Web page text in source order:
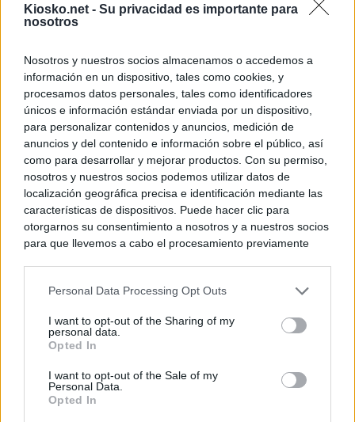
Kiosko.net - Su privacidad es importante para
nosotros
Nosotros y nuestros socios almacenamos o accedemos a
información en un dispositivo, tales como cookies, y
procesamos datos personales, tales como identificadores
únicos e información estándar enviada por un dispositivo,
para personalizar contenidos y anuncios, medición de
anuncios y del contenido e información sobre el público, así
como para desarrollar y mejorar productos. Con su permiso,
nosotros y nuestros socios podemos utilizar datos de
localización geográfica precisa e identificación mediante las
características de dispositivos. Puede hacer clic para
otorgarnos su consentimiento a nosotros y a nuestros socios
para que llevemos a cabo el procesamiento previamente
negar su consentimiento. Tenga en cuenta que algún
de su consentimiento, pero usted tiene el derecho de
rechazar tal procesamiento. Sus preferencias se aplicarán
cualquier momento entrando de nuevo en este sitio web o
visitando nuestra política de privacidad.
Personal Data Processing Opt Outs
I want to opt-out of the Sharing of my
personal data.
Opted In
I want to opt-out of the Sale of my
Personal Data.
Opted In